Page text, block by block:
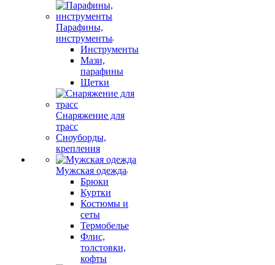
Парафины,
инструменты
Инструменты
Мази,
парафины
Щетки
Снаряжение для
трасс
Сноуборды,
крепления
Мужская одежда
Брюки
Куртки
Костюмы и
сеты
Термобелье
Флис,
толстовки,
кофты